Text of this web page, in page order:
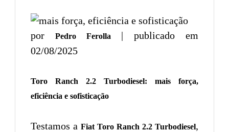
por Pedro Ferolla
| publicado em
02/08/2025
Toro Ranch 2.2 Turbodiesel: mais força,
eficiência e sofisticação
Testamos a Fiat Toro Ranch 2.2 Turbodiesel,